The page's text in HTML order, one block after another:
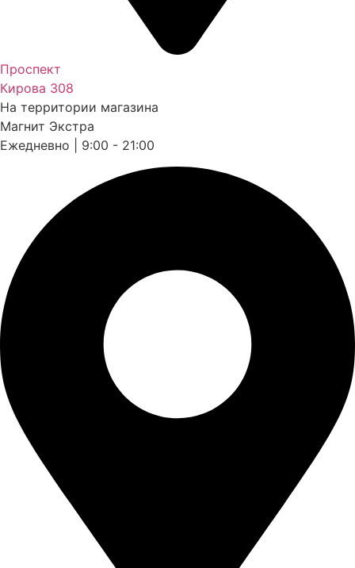
Проспект
Кирова 308
На территории магазина
Магнит Экстра
Ежедневно | 9:00 - 21:00